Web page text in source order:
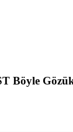
Böyle